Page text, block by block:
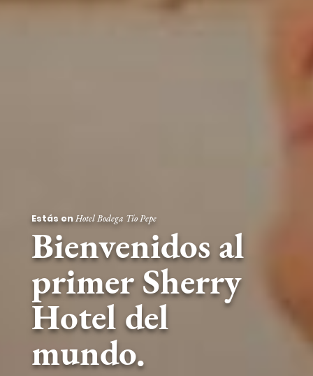
Estás enHotel Bodega Tío Pepe
Bienvenidos al
primer Sherry
Hotel del
mundo.